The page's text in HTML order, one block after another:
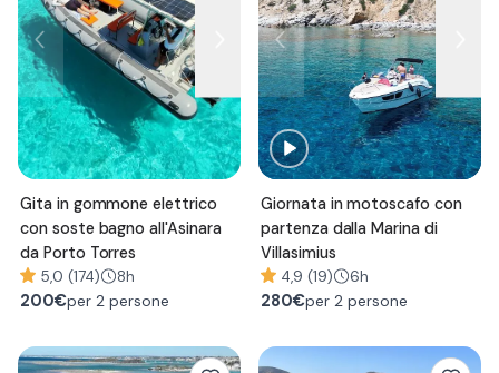
Gita in gommone elettrico
con soste bagno all'Asinara
da Porto Torres
5,0 (174) 8h
200€per 2 persone
Giornata in motoscafo con
partenza dalla Marina di
Villasimius
4,9 (19) 6h
280€per 2 persone